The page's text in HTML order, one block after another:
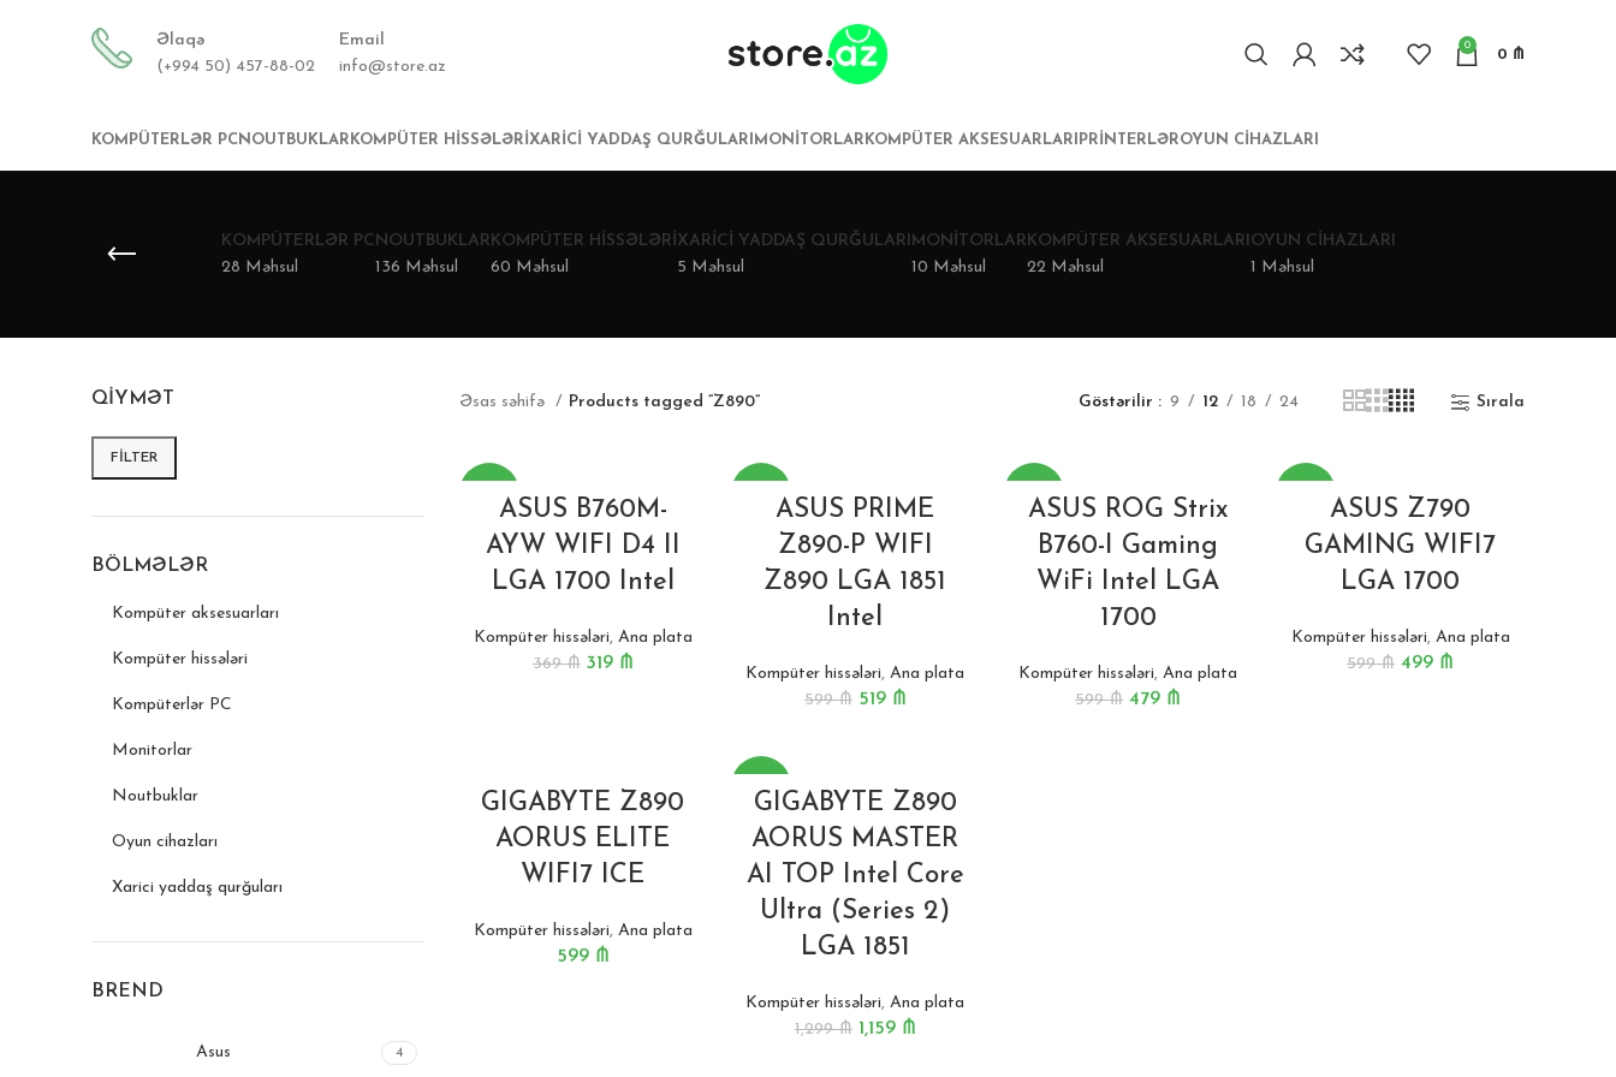
Əlaqə
(+994 50) 457-88-02
Email
info@store.az
0
0 ₼
KOMPÜTERLƏR PC NOUTBUKLAR KOMPÜTER HISSƏLƏRI XARICI YADDAŞ QURĞULARI MONITORLAR KOMPÜTER AKSESUARLARI PRINTERLƏROYUN CIHAZLARI
KOMPÜTERLƏR PC
28 Məhsul
NOUTBUKLAR
136 Məhsul
KOMPÜTER HISSƏLƏRI
60 Məhsul
XARICI YADDAŞ QURĞULARI
5 Məhsul
MONITORLAR
10 Məhsul
KOMPÜTER AKSESUARLARI
22 Məhsul
OYUN CIHAZLARI
1 Məhsul
QIYMƏT
FILTER
BÖLMƏLƏR
Kompüter aksesuarları
Kompüter hissələri
Kompüterlər PC
Monitorlar
Noutbuklar
Oyun cihazları
Xarici yaddaş qurğuları
BREND
Asus 4
Əsas səhifə Products tagged “Z890” Göstərilir 9 12 18 24 Sırala
ASUS B760M-
AYW WIFI D4 II
LGA 1700 Intel
Kompüter hissələri, Ana plata
369₼ 319 ₼
ASUS PRIME
Z890-P WIFI
Z890 LGA 1851
Intel
Kompüter hissələri,Ana plata
599₼ 519 ₼
-20%
ASUS ROG Strix
B760-I Gaming
WiFi Intel LGA
1700
Kompüter hissələri,Ana plata
599₼ 479 ₼
ASUS Z790
GAMING WIFI7
LGA 1700
Kompüter hissələri, Ana plata
599₼ 499 ₼
GIGABYTE Z890
AORUS ELITE
WIFI7 ICE
Kompüter hissələri, Ana plata
599 ₼
-11%
GIGABYTE Z890
AORUS MASTER
AI TOP Intel Core
Ultra (Series 2)
LGA 1851
Kompüter hissələri,Ana plata
1,299₼ 1,159 ₼